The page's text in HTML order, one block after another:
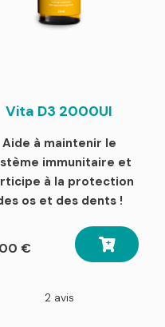
Vita D3 2000UI
Aide à maintenir le
immunitaire et
à la protection
os et des dents !
€
2 avis